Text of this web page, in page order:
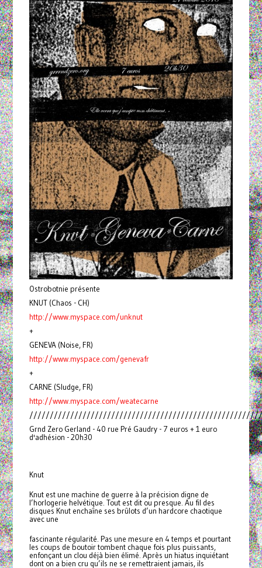
Ostrobotnie présente
KNUT (Chaos - CH)
http://www.myspace.com/unknut
+
GENEVA (Noise, FR)
http://www.myspace.com/genevafr
+
CARNE (Sludge, FR)
http://www.myspace.com/weatecarne
Grnd Zero Gerland - 40 rue Pré Gaudry - 7 euros + 1 euro
d'adhésion - 20h30
Knut
Knut est une machine de guerre à la précision digne de
l’horlogerie helvétique. Tout est dit ou presque. Au fil des
disques Knut enchaîne ses brûlots d’un hardcore chaotique
avec une
fascinante régularité. Pas une mesure en 4 temps et pourtant
les coups de boutoir tombent chaque fois plus puissants,
enfonçant un clou déjà bien élimé. Après un hiatus inquiétant
dont on a bien cru qu’ils ne se remettraient jamais, ils